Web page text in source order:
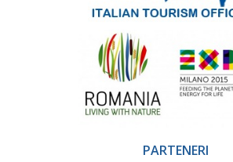
PARTENERI